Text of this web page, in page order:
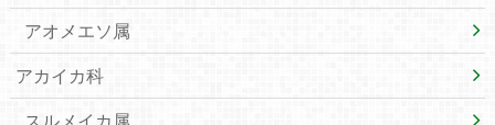
アオメエソ属
アカイカ科
スルメイカ属